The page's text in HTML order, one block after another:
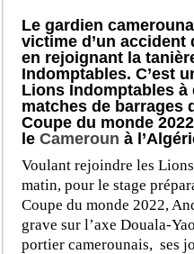
Le gardien
victime d’un
en rejoignant la
Indomptables. C’est
Lions Indomptables
matches de barrages
Coupe du monde
leCameroun à
Voulant rejoindre les
matin, pour le stage
Coupe du monde 2022,
grave sur l’axe Douala-
portier camerounais, ses